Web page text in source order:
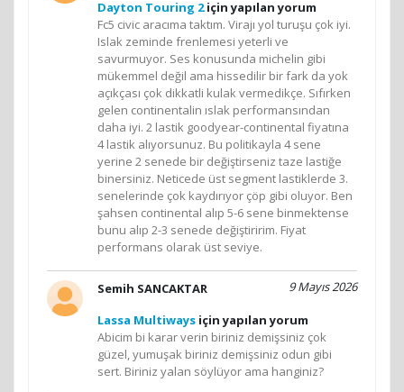
Dayton Touring 2için yapılan yorum
Fc5 civic aracıma taktım. Virajı yol turuşu çok iyi.
Islak zeminde frenlemesi yeterli ve
savurmuyor. Ses konusunda michelin gibi
mükemmel değil ama hissedilir bir fark da yok
açıkçası çok dikkatli kulak vermedikçe. Sıfırken
gelen continentalin ıslak performansından
daha iyi. 2 lastik goodyear-continental fiyatına
4 lastik alıyorsunuz. Bu politikayla 4 sene
yerine 2 senede bir değiştirseniz taze lastiğe
binersiniz. Neticede üst segment lastiklerde 3.
senelerinde çok kaydırıyor çöp gibi oluyor. Ben
şahsen continental alıp 5-6 sene binmektense
bunu alıp 2-3 senede değiştiririm. Fiyat
performans olarak üst seviye.
9 Mayıs 2026
Semih SANCAKTAR
Lassa Multiways için yapılan yorum
Abicim bi karar verin biriniz demişsiniz çok
güzel, yumuşak biriniz demişsiniz odun gibi
sert. Biriniz yalan söylüyor ama hanginiz?